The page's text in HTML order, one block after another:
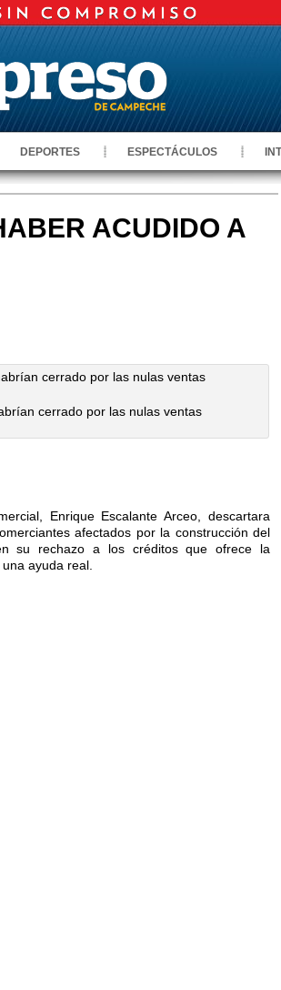
DEPORTES ESPECTÁCULOS
ACUDIDO A
cerrado por las nulas ventas
Enrique Escalante Arceo, descartara
afectados por la construcción del
su rechazo a los créditos que ofrece la
ayuda real.